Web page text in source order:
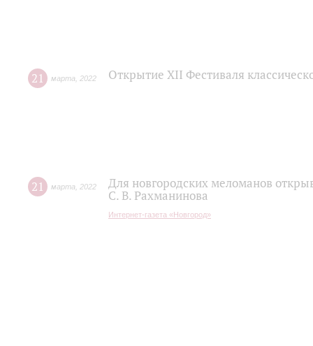
21 марта 2022 Открытие XII Фестиваля
21 марта 2022
Для новгородских меломанов
С. В. Рахманинова
Интернет-газета «Новгород»